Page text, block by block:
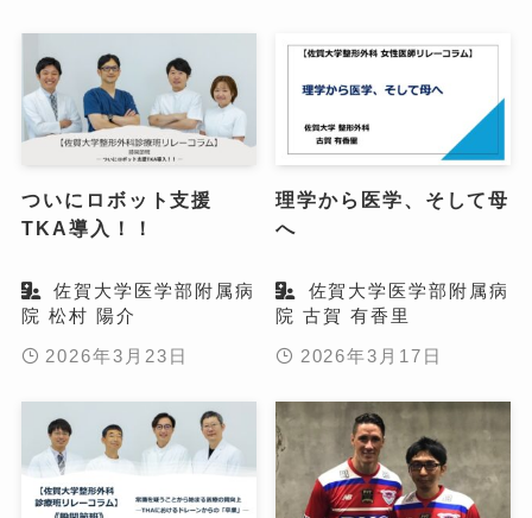
ついにロボット支援
TKA導入！！
佐賀大学医学部附属病
院 松村 陽介
2026年3月23日
理学から医学、そして母
へ
佐賀大学医学部附属病
院 古賀 有香里
2026年3月17日